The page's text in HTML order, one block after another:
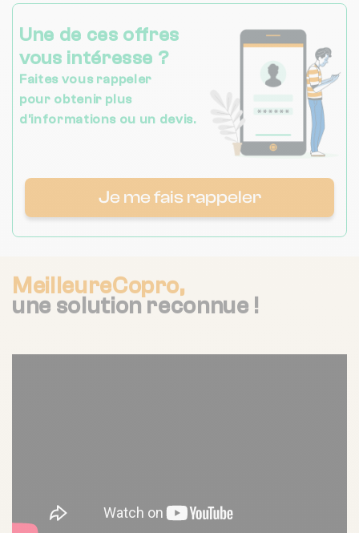
Une de ces offres
vous intéresse ?
Faites vous rappeler
pour obtenir plus
d’informations ou un devis.
Je me fais rappeler
MeilleureCopro,
une solution reconnue !